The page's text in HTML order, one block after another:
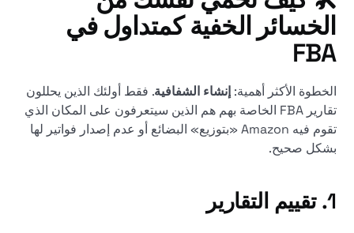
الخسائر الخفية كمتداول في
FBA
الخطوة الأكثر أهمية:إنشاء الشفافية. فقط أولئك الذين يحللون
تقارير FBA الخاصة بهم هم الذين سيتعرفون على المكان الذي
تقوم فيه Amazon «بتوزيع» البضائع أو عدم إصدار فواتير لها
بشكل صحيح.
1. تقييم التقارير